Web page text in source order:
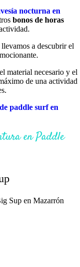
nocturna en
bonos de horas
llevamos a descubrir el
material necesario y el
de una actividad
paddle surf en
en Paddle
Sup en Mazarrón